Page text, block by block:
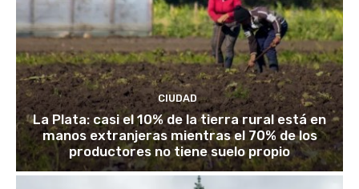
CIUDAD
La Plata: casi el 10% de la tierra rural está en
manos extranjeras mientras el 70% de los
productores no tiene suelo propio